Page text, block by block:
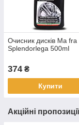
Очисник дисків Ma fra
Splendorlega 500ml
374 ₴
Купити
Акційні